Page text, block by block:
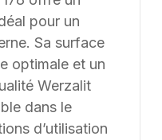
pour un
Sa surface
optimale et un
Werzalit
dans le
d’utilisation